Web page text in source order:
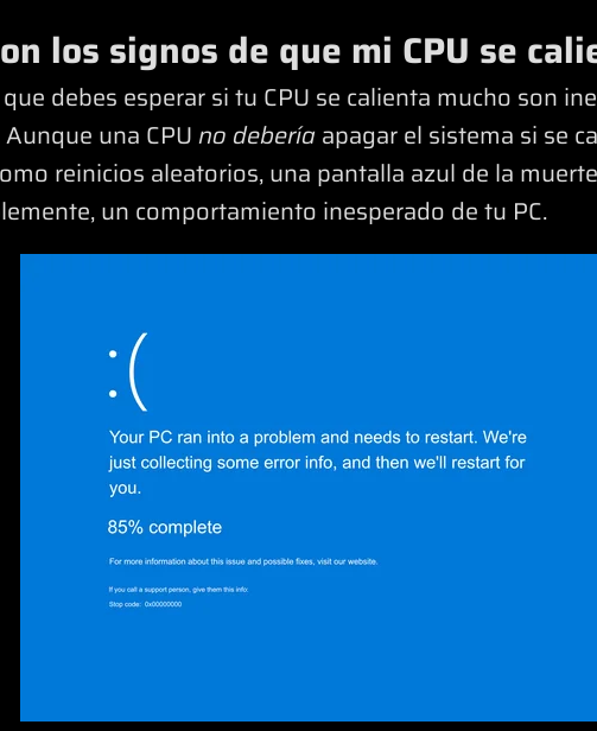
los signos de que mi CPU se
debes esperar si tu CPU se calienta mucho son
una CPUno deberíaapagar el sistema si se
reinicios aleatorios, una pantalla azul de la
un comportamiento inesperado de tu PC.